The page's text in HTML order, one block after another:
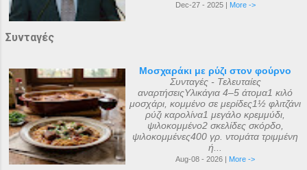
Dec-27 - 2025 | More ->
Συνταγές
Μοσχαράκι με ρύζι στον φούρνο
Συνταγές - Τελευταίες
αναρτήσειςΥλικάγια 4–5 άτομα1 κιλό
μοσχάρι, κομμένο σε μερίδες1½ φλιτζάνι
ρύζι καρολίνα1 μεγάλο κρεμμύδι,
ψιλοκομμένο2 σκελίδες σκόρδο,
ψιλοκομμένες400 γρ. ντομάτα τριμμένη
ή...
Aug-08 - 2026 | More ->